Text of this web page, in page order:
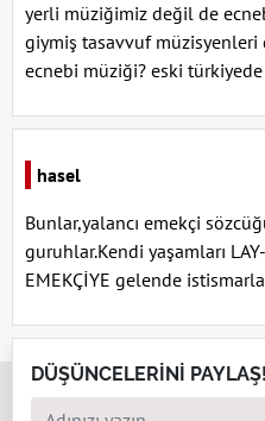
yerli müziğimiz değil de
giymiş tasavvuf
ecnebi müziği? eski
hasel
Bunlar,yalancı emekçi
guruhlar.Kendi yaşamları
EMEKÇİYE gelende
DÜŞÜNCELERİNİ PAYLAŞ!